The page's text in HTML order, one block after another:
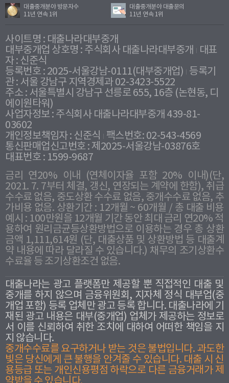
대출중개분야 방문자수
11년 연속 1위
대출중개분야 대출문의
11년 연속 1위
사이트명 : 대출나라대부중개
대부중개업 상호명 : 주식회사 대출나라대부중개
대표
자 : 신준식
등록번호 : 2025-서울강남-0111(대부중개업) 등록기
관 : 서울 강남구 지역경제과 02-3423-5522
주소 : 서울특별시 강남구 선릉로 655, 16층 (논현동, 디
에이원타워)
사업자정보 : 주식회사 대출나라대부중개 439-81-
03602
개인정보책임자 : 신준식
팩스번호: 02-543-4569
통신판매업신고번호 : 제2025-서울강남-03876호
대표번호 : 1599-9687
금리 연20% 이내 (연체이자율 포함 20% 이내)(단,
2021. 7. 7부터 체결, 갱신, 연장되는 계약에 한함), 취급
수수료 없음, 중도상환 수수료 없음, 중개수수료 없음, 추
가비용 없음. 상환기간 : 12개월 ~ 60개월 / 총 대출 비용
예시 : 100만원을 12개월 기간 동안 최대 금리 연20% 적
용하여 원리금균등상환방법으로 이용하는 경우 총 상환
금액 1,111,614원 (단, 대출상품 및 상환방법 등 대출계
약 내용에 따라 달라질 수 있습니다.) 채무의 조기상환수
수료율 등 조기상환조건 없음.
대출나라는 광고 플랫폼만 제공할 뿐 직접적인 대출 및
중개를 하지 않으며 금융위원회, 지자체 정식 대부업(중
개업 포함) 등록 업체만 광고 등록 합니다. 대출나라에 기
재된 광고 내용은 대부(중개업) 업체가 제공하는 정보로
서 이를 신뢰하여 취한 조치에 대하여 어떠한 책임을 지
지 않습니다.
중개수수료를 요구하거나 받는 것은 불법입니다. 과도한
빛은 당신에게 큰 불행을 안겨줄 수 있습니다. 대출 시 신
용등급 또는 개인신용평점 하락으로 다른 금융거래가 제